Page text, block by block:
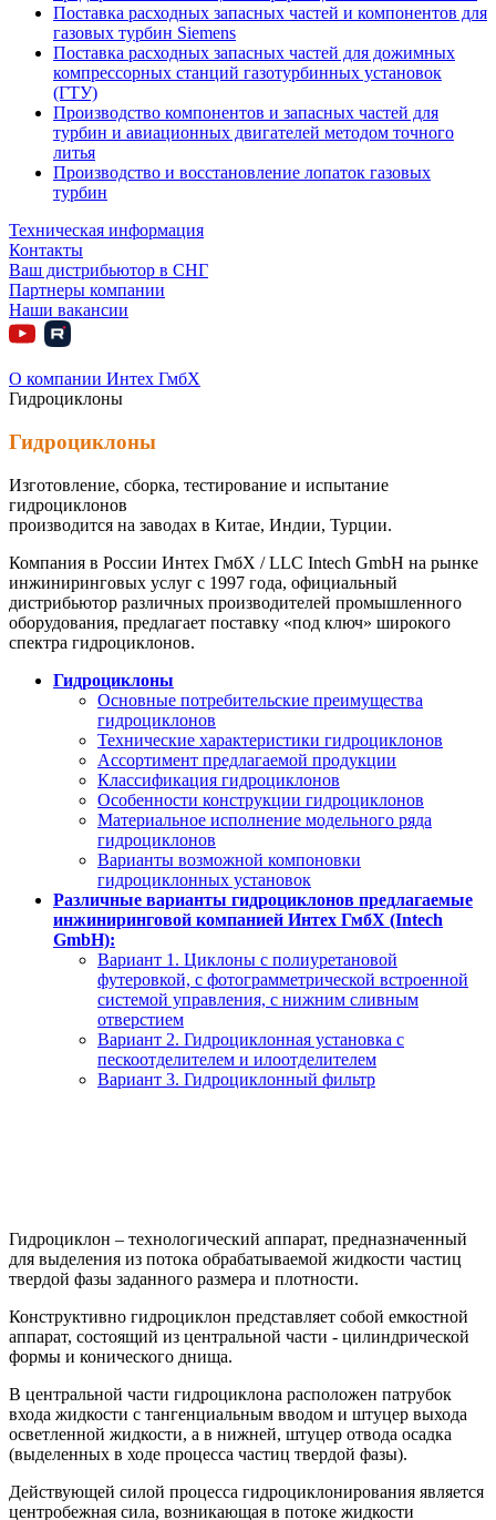
Поставка расходных запасных частей и компонентов для
газовых турбин Siemens
Поставка расходных запасных частей для дожимных
компрессорных станций газотурбинных установок
(ГТУ)
Производство компонентов и запасных частей для
турбин и авиационных двигателей методом точного
литья
Производство и восстановление лопаток газовых
турбин
Техническая информация
Контакты
Ваш дистрибьютор в СНГ
Партнеры компании
Наши вакансии
О компании Интех ГмбХ
Гидроциклоны
Гидроциклоны
Изготовление, сборка, тестирование и испытание
гидроциклонов
производится на заводах в Китае, Индии, Турции.
Компания в России Интех ГмбХ / LLC Intech GmbH на рынке
инжиниринговых услуг с 1997 года, официальный
дистрибьютор различных производителей промышленного
оборудования, предлагает поставку «под ключ» широкого
спектра гидроциклонов.
Гидроциклоны
Основные потребительские преимущества
гидроциклонов
Технические характеристики гидроциклонов
Ассортимент предлагаемой продукции
Классификация гидроциклонов
Особенности конструкции гидроциклонов
Материальное исполнение модельного ряда
гидроциклонов
Варианты возможной компоновки
гидроциклонных установок
Различные варианты гидроциклонов предлагаемые
инжиниринговой компанией Интех ГмбХ (Intech
GmbH):
Вариант 1. Циклоны с полиуретановой
футеровкой, с фотограмметрической встроенной
системой управления, с нижним сливным
отверстием
Вариант 2. Гидроциклонная установка с
пескоотделителем и илоотделителем
Вариант 3. Гидроциклонный фильтр
Гидроциклон – технологический аппарат, предназначенный
для выделения из потока обрабатываемой жидкости частиц
твердой фазы заданного размера и плотности.
Конструктивно гидроциклон представляет собой емкостной
аппарат, состоящий из центральной части - цилиндрической
формы и конического днища.
В центральной части гидроциклона расположен патрубок
входа жидкости с тангенциальным вводом и штуцер выхода
осветленной жидкости, а в нижней, штуцер отвода осадка
(выделенных в ходе процесса частиц твердой фазы).
Действующей силой процесса гидроциклонирования является
центробежная сила, возникающая в потоке жидкости